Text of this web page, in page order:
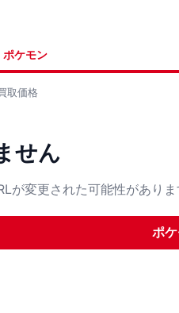
ポケモン
取価格
せん
が変更された可能性がありま
ポ